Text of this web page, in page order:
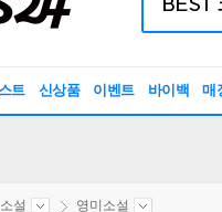
트 신상품 이벤트 바이백 매
소설 영미소설